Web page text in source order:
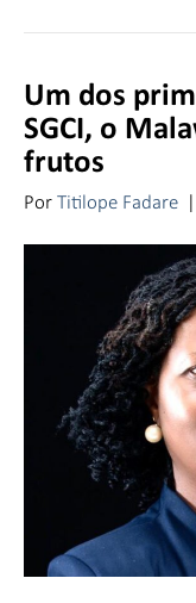
Um dos
SGCI, o
frutos
PorTitilope Fadare |